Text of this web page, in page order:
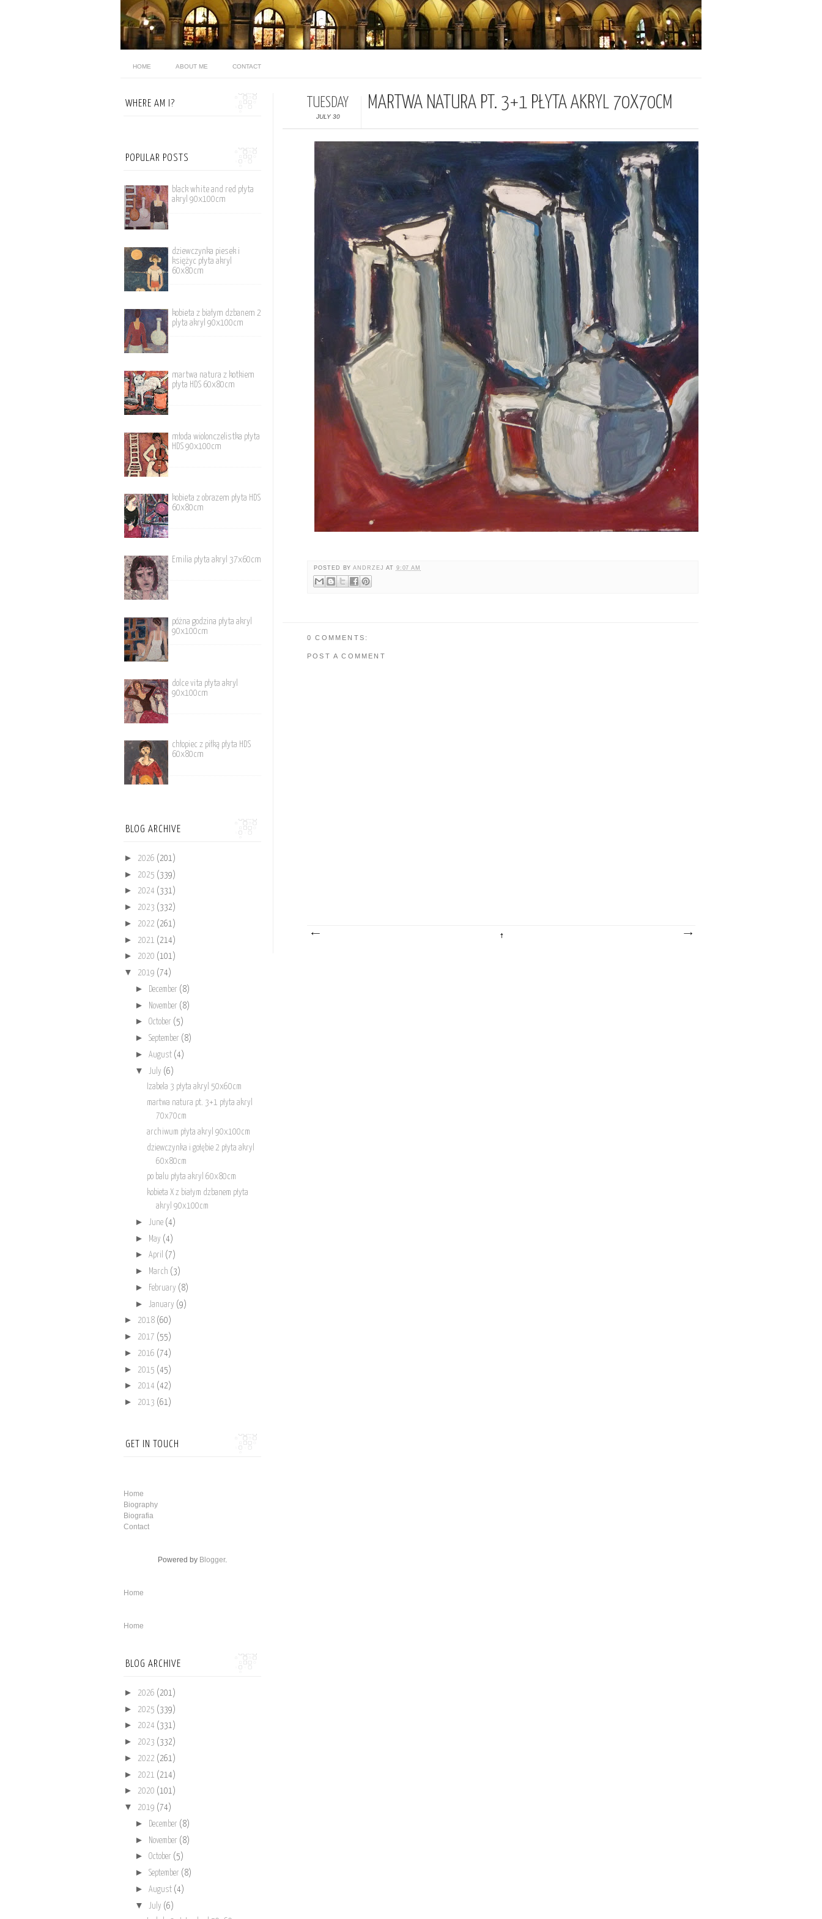
HOME ABOUT ME CONTACT
TUESDAY
JULY 30
MARTWA NATURA PT. 3+1 PŁYTA AKRYL 70X70CM
POSTED BYANDRZEJ AT 9:07 AM
0 COMMENTS:
POST A COMMENT
WHERE AM I?
POPULAR POSTS
black white and red płyta
akryl 90x100cm
dziewczynka piesek i
księżyc płyta akryl
60x80cm
kobieta z białym dzbanem 2
plyta akryl 90x100cm
martwa natura z kotkiem
płyta HDS 60x80cm
młoda wiolonczelistka płyta
HDS 90x100cm
kobieta z obrazem płyta HDS
60x80cm
Emilia płyta akryl 37x60cm
póżna godzina płyta akryl
90x100cm
dolce vita płyta akryl
90x100cm
chłopiec z piłką płyta HDS
60x80cm
BLOG ARCHIVE
► 2026 (201)
► 2025 (339)
► 2024 (331)
► 2023 (332)
► 2022 (261)
► 2021 (214)
► 2020 (101)
▼ 2019 (74)
► December (8)
► November (8)
► October (5)
► September (8)
► August (4)
▼ July (6)
Izabela 3 płyta akryl 50x60cm
martwa natura pt. 3+1 płyta akryl
70x70cm
archiwum płyta akryl 90x100cm
dziewczynka i gołębie 2 płyta akryl
60x80cm
po balu płyta akryl 60x80cm
kobieta X z białym dzbanem płyta
akryl 90x100cm
► June (4)
► May (4)
► April (7)
► March (3)
► February (8)
► January (9)
► 2018 (60)
► 2017 (55)
► 2016 (74)
► 2015 (45)
► 2014 (42)
► 2013 (61)
GET IN TOUCH
Home
Biography
Biografia
Contact
Powered by Blogger.
Home
Home
BLOG ARCHIVE
► 2026 (201)
► 2025 (339)
► 2024 (331)
► 2023 (332)
► 2022 (261)
► 2021 (214)
► 2020 (101)
▼ 2019 (74)
► December (8)
► November (8)
► October (5)
► September (8)
► August (4)
▼ July (6)